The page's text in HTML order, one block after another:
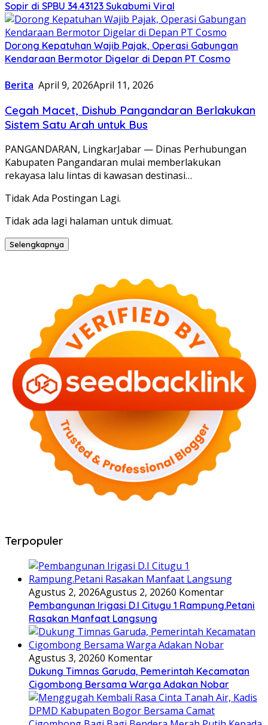
Sopir di SPBU 34.43123 Sukabumi Viral
Dorong Kepatuhan Wajib Pajak, Operasi Gabungan
Kendaraan Bermotor Digelar di Depan PT Cosmo
Berita April 9, 2026April 11, 2026
Cegah Macet, Dishub Pangandaran Berlakukan
Sistem Satu Arah untuk Bus
PANGANDARAN, LingkarJabar — Dinas Perhubungan
Kabupaten Pangandaran mulai memberlakukan
rekayasa lalu lintas di kawasan destinasi…
Tidak Ada Postingan Lagi.
Tidak ada lagi halaman untuk dimuat.
Selengkapnya
Terpopuler
Agustus 2, 2026Agustus 2, 20260 Komentar
Pembangunan Irigasi D.I Citugu 1 Rampung.Petani
Rasakan Manfaat Langsung
Agustus 3, 20260 Komentar
Dukung Timnas Garuda, Pemerintah Kecamatan
Cigombong Bersama Warga Adakan Nobar